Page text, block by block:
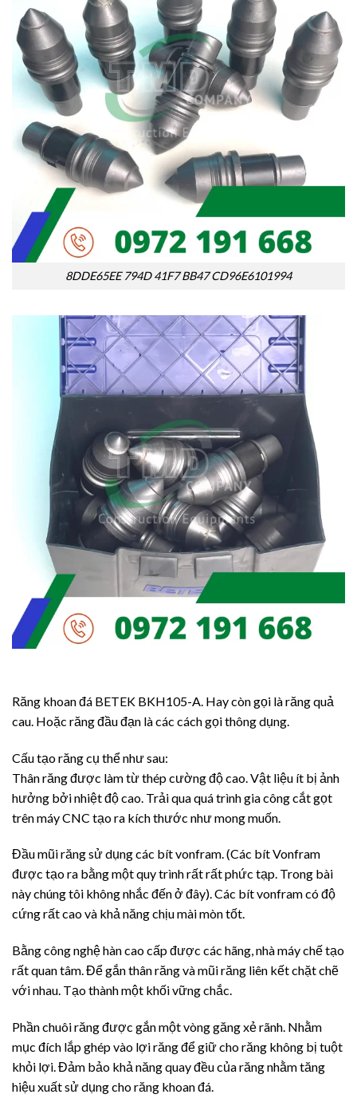
8DDE65EE 794D 41F7 BB47 CD96E6101994
Răng khoan đá BETEK BKH105-A. Hay còn gọi là răng quả
cau. Hoặc răng đầu đạn là các cách gọi thông dụng.
Cấu tạo răng cụ thể như sau:
Thân răng được làm từ thép cường độ cao. Vật liệu ít bị ảnh
hưởng bởi nhiệt độ cao. Trải qua quá trình gia công cắt gọt
trên máy CNC tạo ra kích thước như mong muốn.
Đầu mũi răng sử dụng các bít vonfram. (Các bít Vonfram
được tạo ra bằng một quy trình rất rất phức tạp. Trong bài
này chúng tôi không nhắc đến ở đây). Các bít vonfram có độ
cứng rất cao và khả năng chịu mài mòn tốt.
Bằng công nghệ hàn cao cấp được các hãng, nhà máy chế tạo
rất quan tâm. Để gắn thân răng và mũi răng liên kết chặt chẽ
với nhau. Tạo thành một khối vững chắc.
Phần chuôi răng được gắn một vòng găng xẻ rãnh. Nhằm
mục đích lắp ghép vào lợi răng để giữ cho răng không bị tuột
khỏi lợi. Đảm bảo khả năng quay đều của răng nhằm tăng
hiệu xuất sử dụng cho răng khoan đá.